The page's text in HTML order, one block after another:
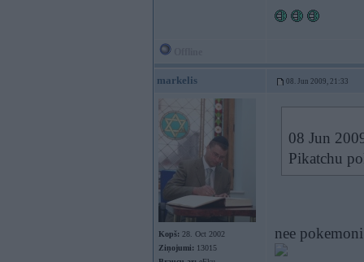
markelis 08. Jun 2009, 21:33
Kopš: 28. Oct 2002
Ziņojumi: 13015
08 Jun
Pikatchu
nee